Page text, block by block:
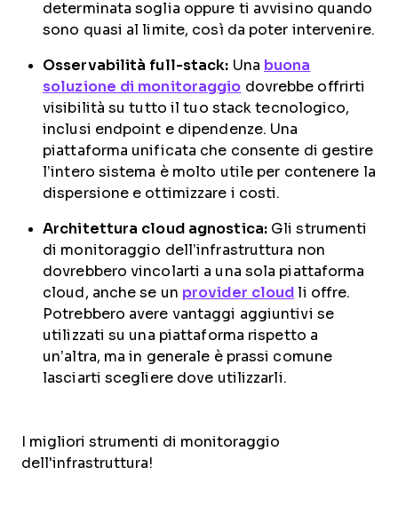
determinata soglia oppure ti avvisino quando
sono quasi al limite, così da poter intervenire.
Osservabilità full-stack: Una buona
soluzione di monitoraggio dovrebbe offrirti
visibilità su tutto il tuo stack tecnologico,
inclusi endpoint e dipendenze. Una
piattaforma unificata che consente di gestire
l’intero sistema è molto utile per contenere la
dispersione e ottimizzare i costi.
Architettura cloud agnostica:Gli strumenti
di monitoraggio dell’infrastruttura non
dovrebbero vincolarti a una sola piattaforma
cloud, anche se un provider cloud li offre.
Potrebbero avere vantaggi aggiuntivi se
utilizzati su una piattaforma rispetto a
un’altra, ma in generale è prassi comune
lasciarti scegliere dove utilizzarli.
I migliori strumenti di monitoraggio
dell'infrastruttura!